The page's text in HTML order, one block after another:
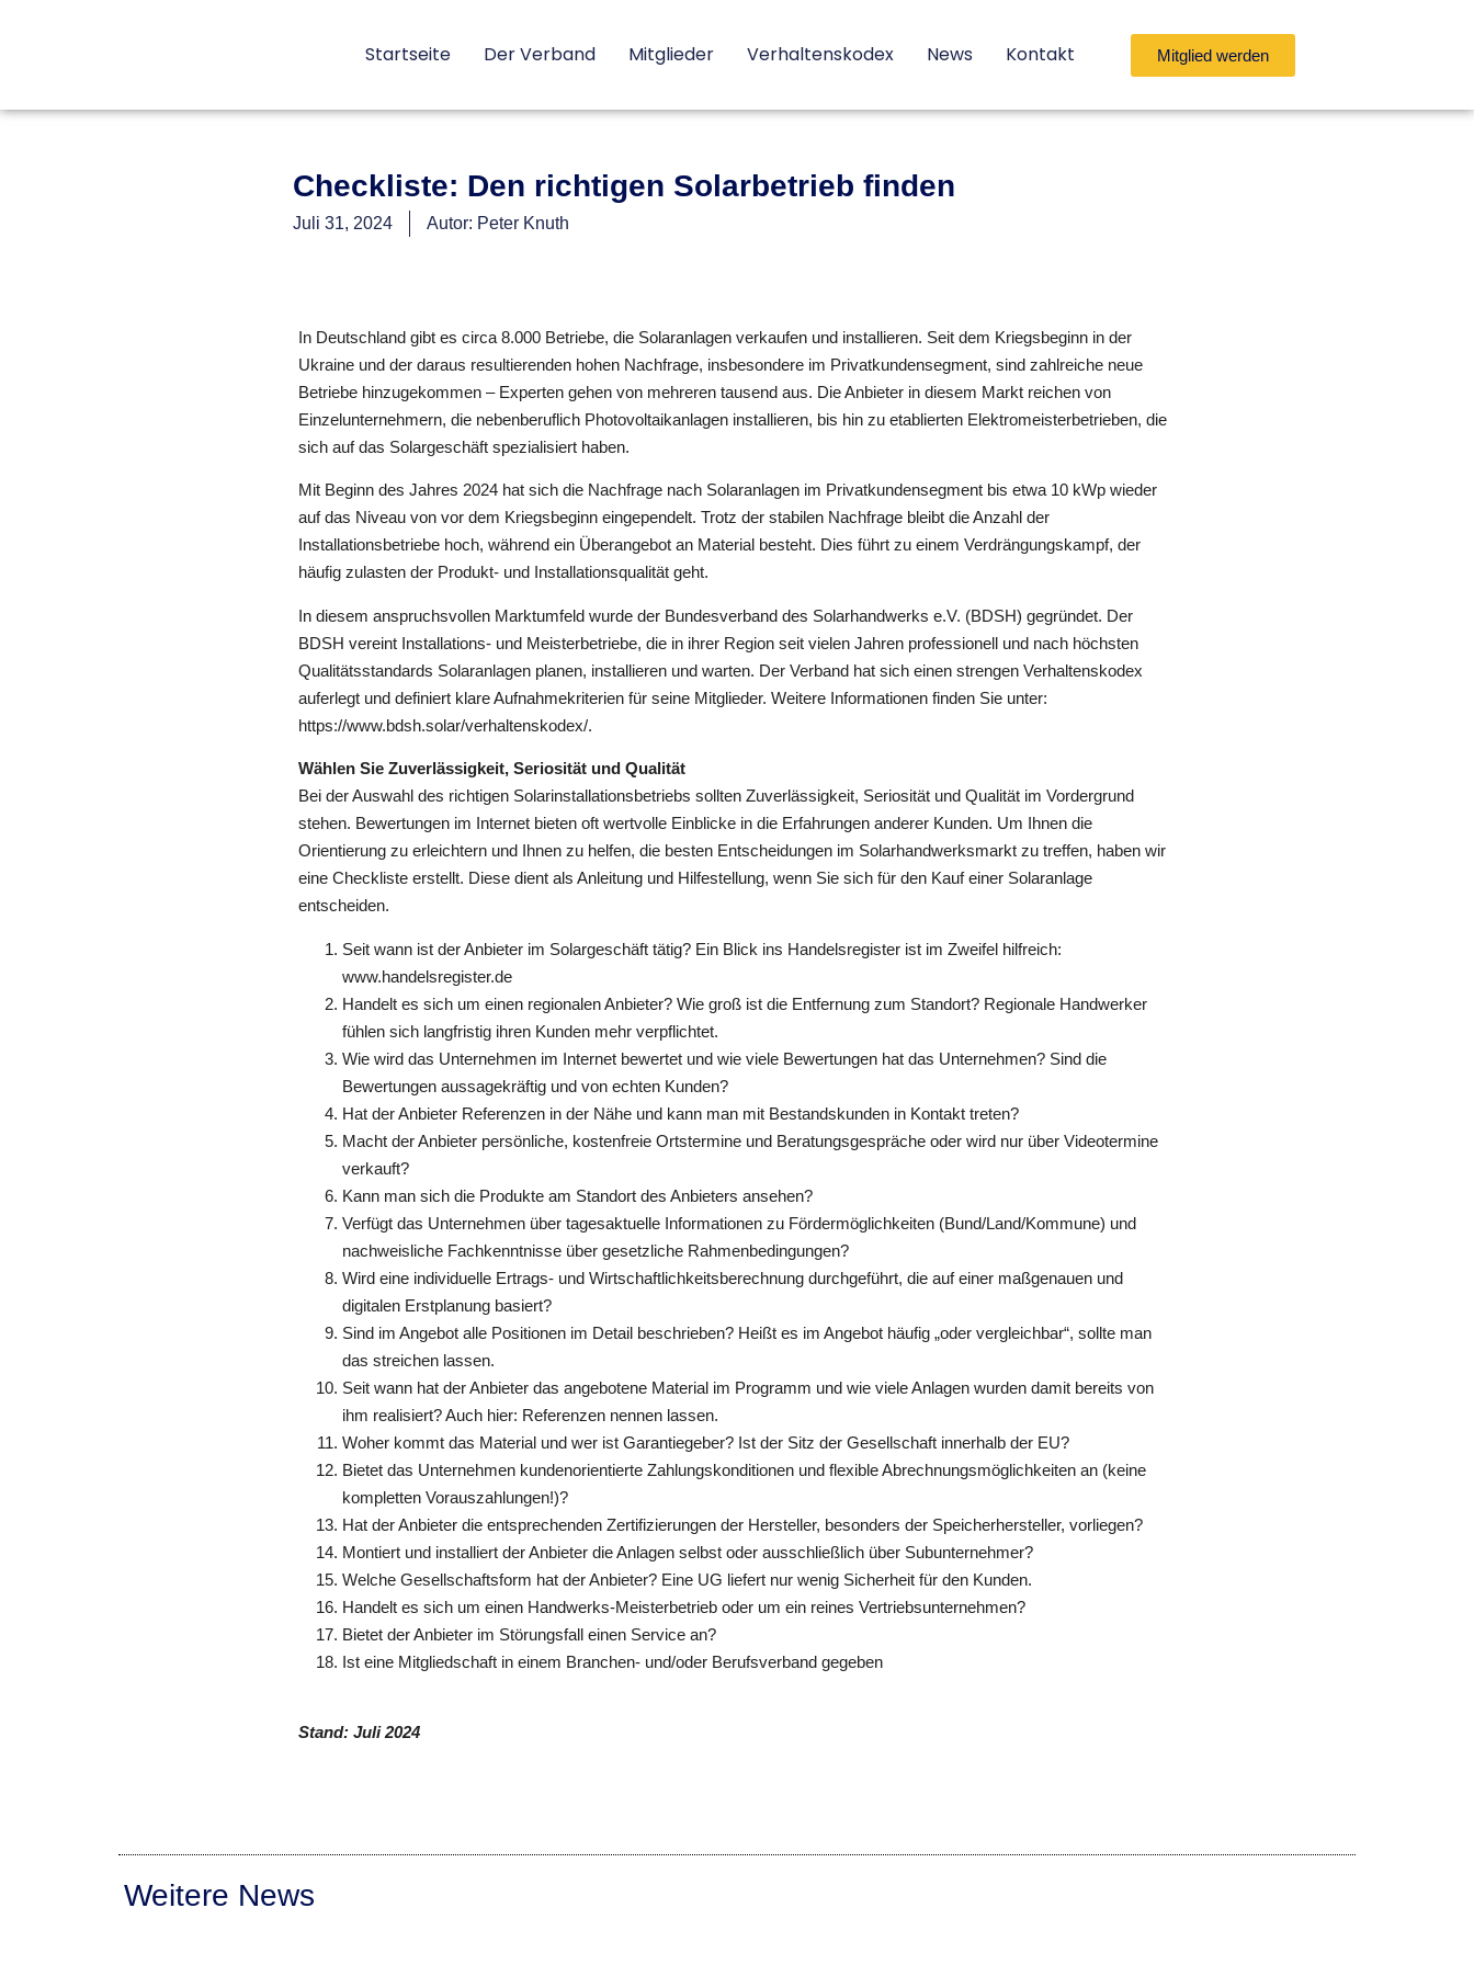
Startseite Der Verband Mitglieder Verhaltenskodex News Kontakt Mitglied werden
Checkliste: Den richtigen Solarbetrieb finden
Juli 31, 2024 Autor: Peter Knuth
In Deutschland gibt es circa 8.000 Betriebe, die Solaranlagen verkaufen und installieren. Seit dem Kriegsbeginn in der
Ukraine und der daraus resultierenden hohen Nachfrage, insbesondere im Privatkundensegment, sind zahlreiche neue
Betriebe hinzugekommen – Experten gehen von mehreren tausend aus. Die Anbieter in diesem Markt reichen von
Einzelunternehmern, die nebenberuflich Photovoltaikanlagen installieren, bis hin zu etablierten Elektromeisterbetrieben, die
sich auf das Solargeschäft spezialisiert haben.
Mit Beginn des Jahres 2024 hat sich die Nachfrage nach Solaranlagen im Privatkundensegment bis etwa 10 kWp wieder
auf das Niveau von vor dem Kriegsbeginn eingependelt. Trotz der stabilen Nachfrage bleibt die Anzahl der
Installationsbetriebe hoch, während ein Überangebot an Material besteht. Dies führt zu einem Verdrängungskampf, der
häufig zulasten der Produkt- und Installationsqualität geht.
In diesem anspruchsvollen Marktumfeld wurde der Bundesverband des Solarhandwerks e.V. (BDSH) gegründet. Der
BDSH vereint Installations- und Meisterbetriebe, die in ihrer Region seit vielen Jahren professionell und nach höchsten
Qualitätsstandards Solaranlagen planen, installieren und warten. Der Verband hat sich einen strengen Verhaltenskodex
auferlegt und definiert klare Aufnahmekriterien für seine Mitglieder. Weitere Informationen finden Sie unter:
https://www.bdsh.solar/verhaltenskodex/.
Wählen Sie Zuverlässigkeit, Seriosität und Qualität
Bei der Auswahl des richtigen Solarinstallationsbetriebs sollten Zuverlässigkeit, Seriosität und Qualität im Vordergrund
stehen. Bewertungen im Internet bieten oft wertvolle Einblicke in die Erfahrungen anderer Kunden. Um Ihnen die
Orientierung zu erleichtern und Ihnen zu helfen, die besten Entscheidungen im Solarhandwerksmarkt zu treffen, haben wir
eine Checkliste erstellt. Diese dient als Anleitung und Hilfestellung, wenn Sie sich für den Kauf einer Solaranlage
entscheiden.
Seit wann ist der Anbieter im Solargeschäft tätig? Ein Blick ins Handelsregister ist im Zweifel hilfreich:
www.handelsregister.de
Handelt es sich um einen regionalen Anbieter? Wie groß ist die Entfernung zum Standort? Regionale Handwerker
fühlen sich langfristig ihren Kunden mehr verpflichtet.
Wie wird das Unternehmen im Internet bewertet und wie viele Bewertungen hat das Unternehmen? Sind die
Bewertungen aussagekräftig und von echten Kunden?
Hat der Anbieter Referenzen in der Nähe und kann man mit Bestandskunden in Kontakt treten?
Macht der Anbieter persönliche, kostenfreie Ortstermine und Beratungsgespräche oder wird nur über Videotermine
verkauft?
Kann man sich die Produkte am Standort des Anbieters ansehen?
Verfügt das Unternehmen über tagesaktuelle Informationen zu Fördermöglichkeiten (Bund/Land/Kommune) und
nachweisliche Fachkenntnisse über gesetzliche Rahmenbedingungen?
Wird eine individuelle Ertrags- und Wirtschaftlichkeitsberechnung durchgeführt, die auf einer maßgenauen und
digitalen Erstplanung basiert?
Sind im Angebot alle Positionen im Detail beschrieben? Heißt es im Angebot häufig „oder vergleichbar“, sollte man
das streichen lassen.
Seit wann hat der Anbieter das angebotene Material im Programm und wie viele Anlagen wurden damit bereits von
ihm realisiert? Auch hier: Referenzen nennen lassen.
Woher kommt das Material und wer ist Garantiegeber? Ist der Sitz der Gesellschaft innerhalb der EU?
Bietet das Unternehmen kundenorientierte Zahlungskonditionen und flexible Abrechnungsmöglichkeiten an (keine
kompletten Vorauszahlungen!)?
Hat der Anbieter die entsprechenden Zertifizierungen der Hersteller, besonders der Speicherhersteller, vorliegen?
Montiert und installiert der Anbieter die Anlagen selbst oder ausschließlich über Subunternehmer?
Welche Gesellschaftsform hat der Anbieter? Eine UG liefert nur wenig Sicherheit für den Kunden.
Handelt es sich um einen Handwerks-Meisterbetrieb oder um ein reines Vertriebsunternehmen?
Bietet der Anbieter im Störungsfall einen Service an?
Ist eine Mitgliedschaft in einem Branchen- und/oder Berufsverband gegeben
Stand: Juli 2024
Weitere News